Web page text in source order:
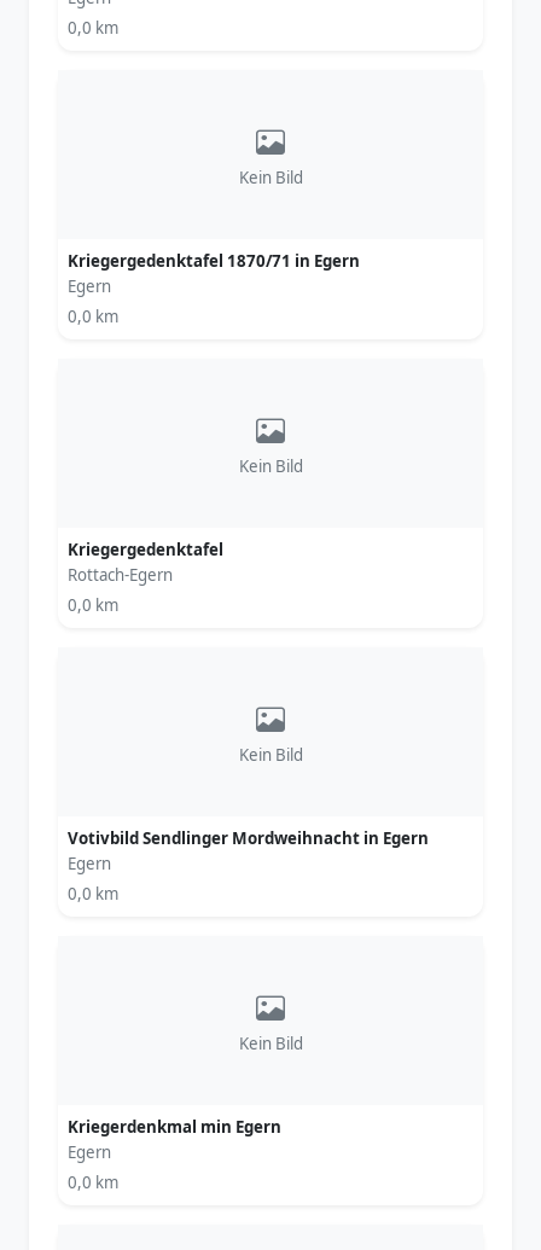
0,0 km
Kein Bild
Kriegergedenktafel 1870/71 in Egern
Egern
0,0 km
Kein Bild
Kriegergedenktafel
Rottach-Egern
0,0 km
Kein Bild
Votivbild Sendlinger Mordweihnacht in Egern
Egern
0,0 km
Kein Bild
Kriegerdenkmal min Egern
Egern
0,0 km